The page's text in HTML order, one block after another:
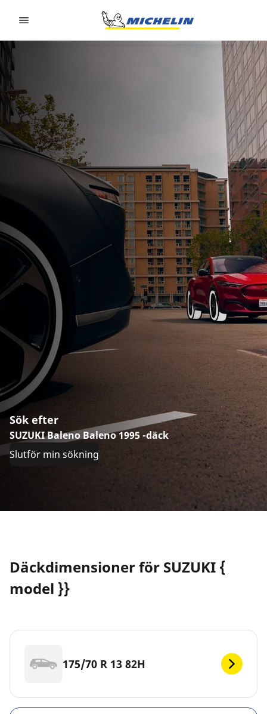
Sök efter
SUZUKI Baleno Baleno 1995 -däck
Slutför min sökning
Däckdimensioner för SUZUKI {
model }}
175/70 R 13 82H